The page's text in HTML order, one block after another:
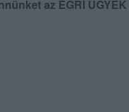
az EGRI